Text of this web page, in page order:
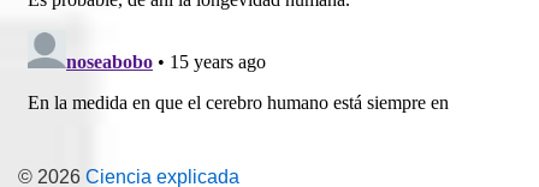
© 2026 Ciencia explicada